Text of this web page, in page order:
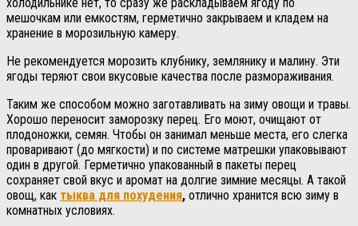
мешочкам или емкостям, герметично закрываем и кладем на
хранение в морозильную камеру.
Не рекомендуется морозить клубнику, землянику и малину. Эти
ягоды теряют свои вкусовые качества после размораживания.
Таким же способом можно заготавливать на зиму овощи и травы.
Хорошо переносит заморозку перец. Его моют, очищают от
плодоножки, семян. Чтобы он занимал меньше места, его слегка
проваривают (до мягкости) и по системе матрешки упаковывают
один в другой. Герметично упакованный в пакеты перец
сохраняет свой вкус и аромат на долгие зимние месяцы. А такой
овощ, как тыква для похудения, отлично хранится всю зиму в
комнатных условиях.